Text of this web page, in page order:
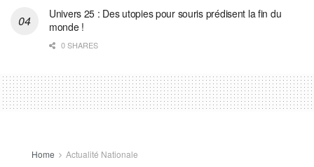
Univers 25 : Des utopies pour souris prédisent la fin du
monde !
0 SHARES
Home Actualité Nationale